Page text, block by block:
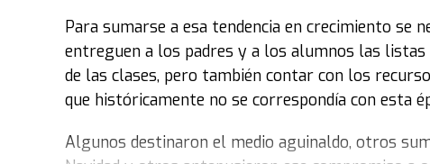
aumento de las brechas del CCL con el dólar
se tornan más interesantes, por lo cual se
Para sumarse a esa tendencia en crecimiento se
entreguen a los padres y a los alumnos las
de las clases, pero también contar con los
que históricamente no se correspondía con esta
Algunos destinaron el medio aguinaldo, otros